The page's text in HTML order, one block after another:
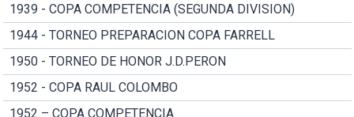
1939 - COPA COMPETENCIA (SEGUNDA DIVISION)
1944 - TORNEO PREPARACION COPA FARRELL
1950 - TORNEO DE HONOR J.D.PERON
1952 - COPA RAUL COLOMBO
1952 – COPA COMPETENCIA